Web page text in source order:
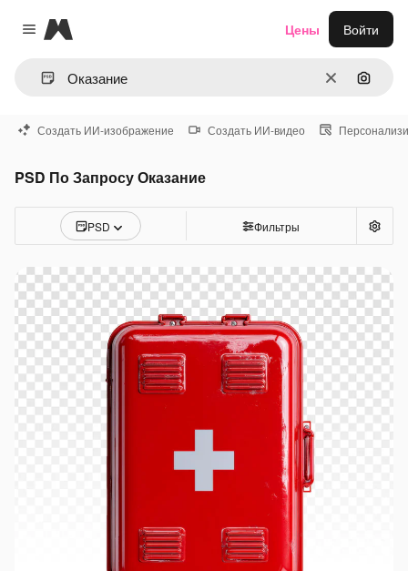
Close menu
Magnific
ОчиститьПоиск
Цены Войти
Создать ИИ-изображение Создать ИИ-видео
PSD По Запросу Оказание
PSD Фильтры